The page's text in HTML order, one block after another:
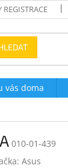
REGISTRACE
vás doma
010-01-439
Asus